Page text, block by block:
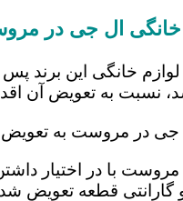
خانگی ال جی در
خانگی این برند
نسبت به تعویض آن
جی در مروست به
با در اختیار
و گارانتی قطعه تعویض